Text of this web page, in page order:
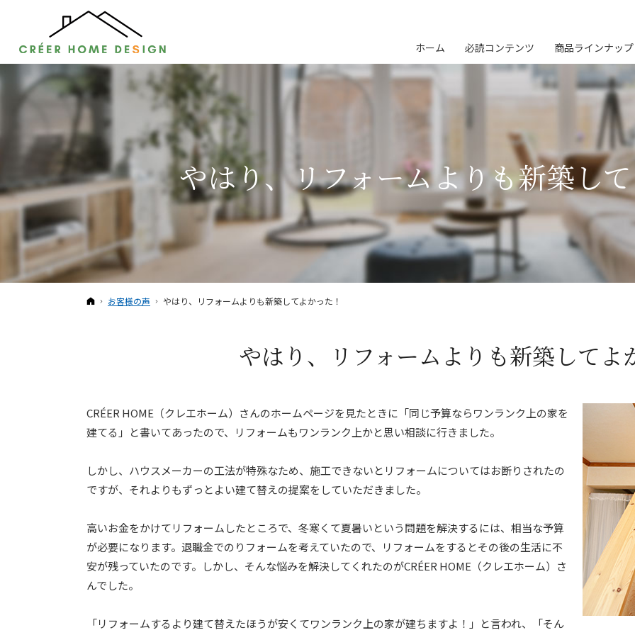
やはり、リフォームよりも新築し
ホーム
お客様の声 やはり、リフォームよりも新築してよかった！
やはり、リフォームよりも新築してよ
CRÉER HOME（クレエホーム）さんのホームページを見たときに「同じ予算ならワンランク上の家を
建てる」と書いてあったので、リフォームもワンランク上かと思い相談に行きました。
しかし、ハウスメーカーの工法が特殊なため、施工できないとリフォームについてはお断りされたの
ですが、それよりもずっとよい建て替えの提案をしていただきました。
高いお金をかけてリフォームしたところで、冬寒くて夏暑いという問題を解決するには、相当な予算
が必要になります。退職金でのりフォームを考えていたので、リフォームをするとその後の生活に不
安が残っていたのです。しかし、そんな悩みを解決してくれたのがCRÉER HOME（クレエホーム）さ
んでした。
「リフォームするより建て替えたほうが安くてワンランク上の家が建ちますよ！」と言われ、「そん
ホーム 必読コンテンツ 商品ラインナップ